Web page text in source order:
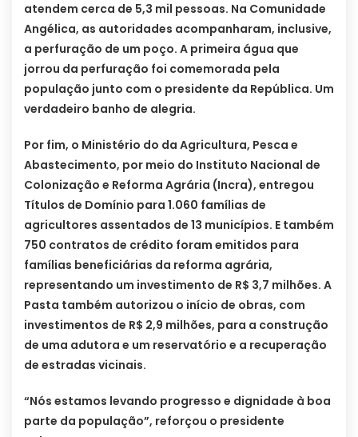
atendem cerca de 5,3 mil pessoas. Na Comunidade
Angélica, as autoridades acompanharam, inclusive,
a perfuração de um poço. A primeira água que
jorrou da perfuração foi comemorada pela
população junto com o presidente da República. Um
verdadeiro banho de alegria.
Por fim, o Ministério do da Agricultura, Pesca e
Abastecimento, por meio do Instituto Nacional de
Colonização e Reforma Agrária (Incra), entregou
Títulos de Domínio para 1.060 famílias de
agricultores assentados de 13 municípios. E também
750 contratos de crédito foram emitidos para
famílias beneficiárias da reforma agrária,
representando um investimento de R$ 3,7 milhões. A
Pasta também autorizou o início de obras, com
investimentos de R$ 2,9 milhões, para a construção
de uma adutora e um reservatório e a recuperação
de estradas vicinais.
“Nós estamos levando progresso e dignidade à boa
parte da população”, reforçou o presidente